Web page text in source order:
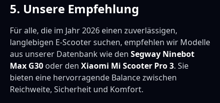
5. Unsere Empfehlung
Für alle, die im Jahr 2026 einen zuverlässigen,
langlebigen E-Scooter suchen, empfehlen wir Modelle
aus unserer Datenbank wie den Segway Ninebot
Max G30 oder den Xiaomi Mi Scooter Pro 3. Sie
bieten eine hervorragende Balance zwischen
Reichweite, Sicherheit und Komfort.